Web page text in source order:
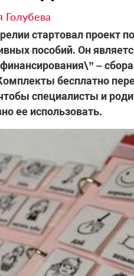
Голубева
стартовал проект
пособий. Он
–
бесплатно
специалисты и
ее использовать.